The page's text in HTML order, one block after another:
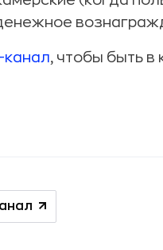
канал, чтобы быть в